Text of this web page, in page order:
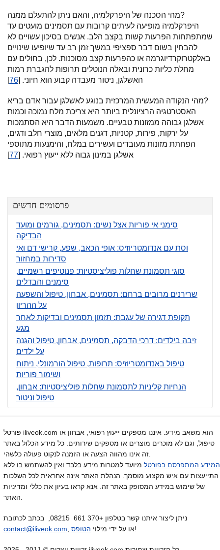
מהי הסכנה של היפרקלמיה, והאם ניתן להתעלם ממנה?
היפרקלמיה מופיעה לעיתים קרובות עם תסמינים מועטים עד
שמתפתחות הפרעות קשות בקצב הלב. אנשים בסיכון עשויים לא
להבחין בשום דבר ספציפי במשך זמן רב עד שיופיעו שינויים
באלקטרוקרדיוגרמה או כהפרעות קצב מסוכנות. לכן, בחולים עם
מחלת כליות כרונית ובאלה הנוטלים תרופות להגברת רמות
האשלגן, ניטור מעבדה קבוע הוא חיוני. [76
]
מהי הנקודה המעשית המרכזית בנוגע לאשלגן עבור אדם בריא?
האסטרטגיה הרציונלית ביותר היא צריכת מלח נמוכה וכמות
אשלגן גבוהה ממזונות טבעיים. משמעות הדבר היא הסתמכות
על ירקות, פירות, קטניות, דגנים מלאים, מוצרי חלב ודגים,
הפחתת מזונות מעובדים ועשירים במלח, והימנעות מתוספי
אשלגן במינון גבוה ללא ייעוץ רפואי. [77
]
פרסומים חדשים
סימני אי פוריות אצל נשים: תסמינים, גורמים ומועד
הבדיקה
וסת עם אנדומטריוזיס: אופי הכאב, שפע, קרישי דם ואי
סדירות במחזור
סוגי תסמונת שחלות פוליציסטיות: פנוטיפים רשמיים,
סימנים והבדלים
שרירנים מרובים ברחם: תסמינים, אבחון, טיפול והשפעה
על ההריון
תקופת דגירה של עגבת: תזמון תסמינים ובדיקות לאחר
מגע
זיבה בילדים: דרכי הדבקה, תסמינים, אבחון, טיפול והגנה
על ילדים
טיפול באנדומטריוזיס: תרופות, טיפול הורמונלי, ניתוח
ושימור פוריות
הנחיות קליניות לתסמונת שחלות פוליציסטיות: אבחון,
טיפול וניטור
פורטל iliveok.com הוא משאב מידע. איננו מספקים ייעוץ רפואי, אבחון או
טיפול, וגם לא מוכרים מוצרים או מספקים שירותים. כל מידע הכלול באתר
המידע המתפרסם בפורטל מיועד למטרות מידע בלבד ואין להשתמש בו ללא
התייעצות עם איש מקצוע מוסמך. הנהלת האתר אינה אחראית לכל השלכות
של שימוש במידע המסופק באתר זה. אנא קראו בעיון את כללי ומדיניות
ניתן ליצור איתנו קשר בטלפון +370 661 08215, בכתב לכתובת
contact@iliveok.com
, או על ידי מילוי הטופס !